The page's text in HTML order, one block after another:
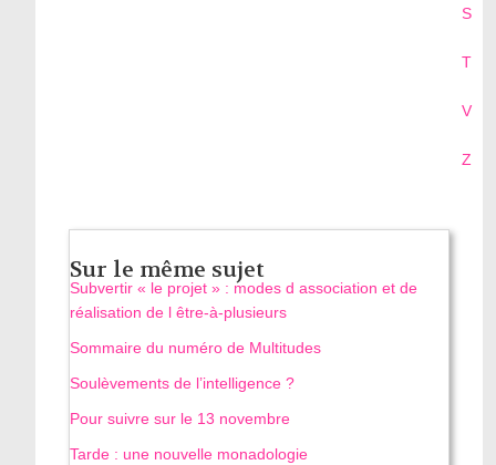
S
T
V
Z
Sur le même sujet
Subvertir « le projet » : modes d association et de
réalisation de l être-à-plusieurs
Sommaire du numéro de Multitudes
Soulèvements de l’intelligence ?
Pour suivre sur le 13 novembre
Tarde : une nouvelle monadologie